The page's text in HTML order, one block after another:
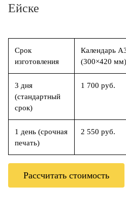
Ейске
Срок
изготовления
Календарь
(300×420 мм)
3 дня
(стандартный
срок)
1 700 руб.
1 день (срочная
печать)
2 550 руб.
Рассчитать стоимость